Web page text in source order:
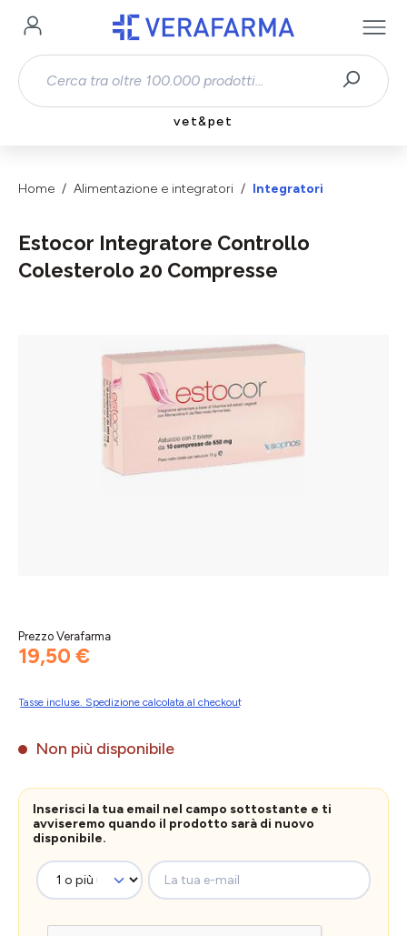
Passa al contenuto principale
vet&pet
Home Alimentazione e integratori Integratori
Estocor Integratore Controllo
Colesterolo 20 Compresse
Prezzo Verafarma
19,50 €
Tasse incluse. Spedizione calcolata al checkout
Non più disponibile
Inserisci la tua email nel campo sottostante e ti
avviseremo quando il prodotto sarà di nuovo
disponibile.
La tua e-mail